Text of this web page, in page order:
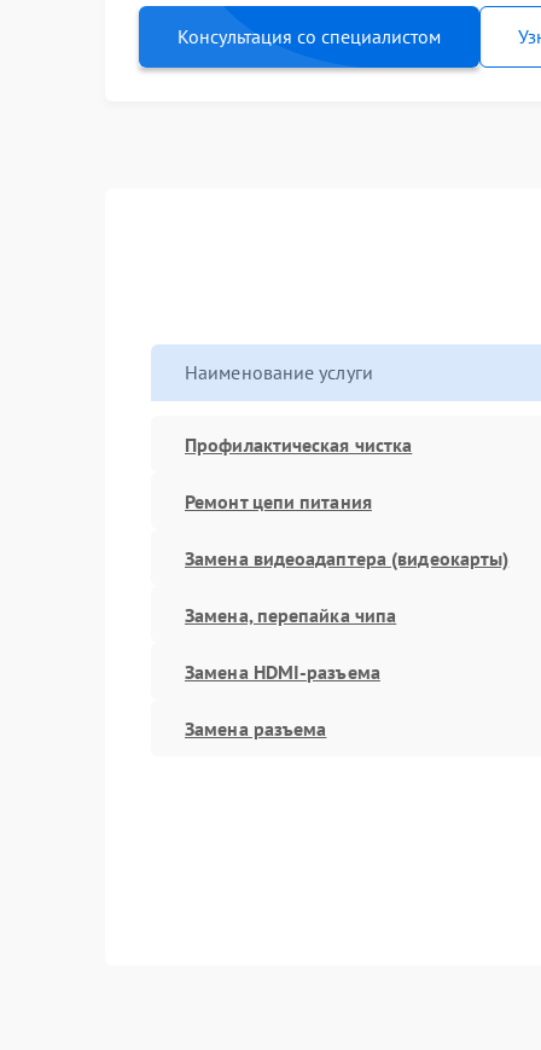
Консультация со специалистом
Наименование услуги
Профилактическая чистка
Ремонт цепи питания
Замена видеоадаптера (видеокарты)
Замена, перепайка чипа
Замена HDMI-разъема
Замена разъема